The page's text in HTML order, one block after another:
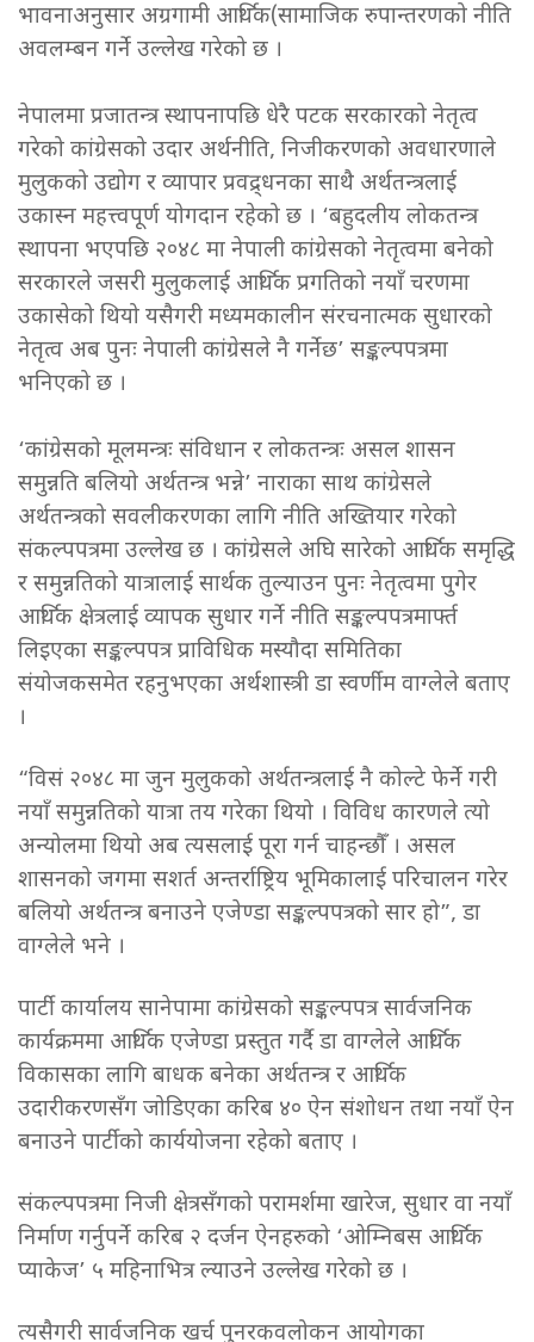
भावनाअनुसार अग्रगामी आर्थिक(सामाजिक रुपान्तरणको नीति
अवलम्बन गर्ने उल्लेख गरेको छ ।
नेपालमा प्रजातन्त्र स्थापनापछि धेरै पटक सरकारको नेतृत्व
गरेको कांग्रेसको उदार अर्थनीति, निजीकरणको अवधारणाले
मुलुकको उद्योग र व्यापार प्रवद्र्धनका साथै अर्थतन्त्रलाई
उकास्न महत्त्वपूर्ण योगदान रहेको छ । ‘बहुदलीय लोकतन्त्र
स्थापना भएपछि २०४८ मा नेपाली कांग्रेसको नेतृत्वमा बनेको
सरकारले जसरी मुलुकलाई आर्थिक प्रगतिको नयाँ चरणमा
उकासेको थियो यसैगरी मध्यमकालीन संरचनात्मक सुधारको
नेतृत्व अब पुनः नेपाली कांग्रेसले नै गर्नेछ’ सङ्कल्पपत्रमा
भनिएको छ ।
‘कांग्रेसको मूलमन्त्रः संविधान र लोकतन्त्रः असल शासन
समुन्नति बलियो अर्थतन्त्र भन्ने’ नाराका साथ कांग्रेसले
अर्थतन्त्रको सवलीकरणका लागि नीति अख्तियार गरेको
संकल्पपत्रमा उल्लेख छ । कांग्रेसले अघि सारेको आर्थिक समृद्धि
र समुन्नतिको यात्रालाई सार्थक तुल्याउन पुनः नेतृत्वमा पुगेर
आर्थिक क्षेत्रलाई व्यापक सुधार गर्ने नीति सङ्कल्पपत्रमार्फ्त
लिइएका सङ्कल्पपत्र प्राविधिक मस्यौदा समितिका
संयोजकसमेत रहनुभएका अर्थशास्त्री डा स्वर्णीम वाग्लेले बताए
।
“विसं २०४८ मा जुन मुलुकको अर्थतन्त्रलाई नै कोल्टे फेर्ने गरी
नयाँ समुन्नतिको यात्रा तय गरेका थियो । विविध कारणले त्यो
अन्योलमा थियो अब त्यसलाई पूरा गर्न चाहन्छौँ । असल
शासनको जगमा सशर्त अन्तर्राष्ट्रिय भूमिकालाई परिचालन गरेर
बलियो अर्थतन्त्र बनाउने एजेण्डा सङ्कल्पपत्रको सार हो”, डा
वाग्लेले भने ।
पार्टी कार्यालय सानेपामा कांग्रेसको सङ्कल्पपत्र सार्वजनिक
कार्यक्रममा आर्थिक एजेण्डा प्रस्तुत गर्दै डा वाग्लेले आर्थिक
विकासका लागि बाधक बनेका अर्थतन्त्र र आर्थिक
उदारीकरणसँग जोडिएका करिब ४० ऐन संशोधन तथा नयाँ ऐन
बनाउने पार्टीको कार्ययोजना रहेको बताए ।
संकल्पपत्रमा निजी क्षेत्रसँगको परामर्शमा खारेज, सुधार वा नयाँ
निर्माण गर्नुपर्ने करिब २ दर्जन ऐनहरुको ‘ओम्निबस आर्थिक
प्याकेज’ ५ महिनाभित्र ल्याउने उल्लेख गरेको छ ।
त्यसैगरी सार्वजनिक खर्च पुनरकवलोकन आयोगका